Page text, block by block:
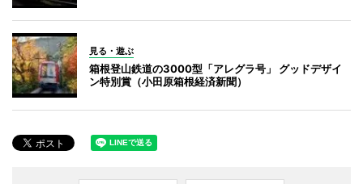
見る・遊ぶ
箱根登山鉄道の3000型「アレグラ号」 グッドデザイ
ン特別賞（小田原箱根経済新聞）